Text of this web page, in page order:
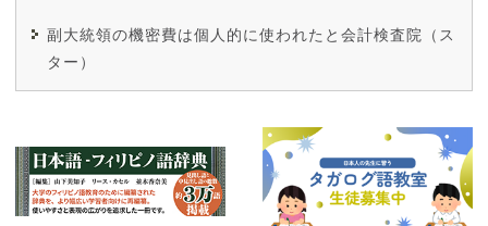
副大統領の機密費は個人的に使われたと会計検査院（ス
ター）